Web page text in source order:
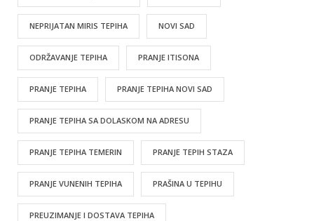
NEPRIJATAN MIRIS TEPIHA NOVI SAD
ODRŽAVANJE TEPIHA PRANJE ITISONA
PRANJE TEPIHA PRANJE TEPIHA NOVI SAD
PRANJE TEPIHA SA DOLASKOM NA ADRESU
PRANJE TEPIHA TEMERIN PRANJE TEPIH STAZA
PRANJE VUNENIH TEPIHA PRAŠINA U TEPIHU
PREUZIMANJE I DOSTAVA TEPIHA